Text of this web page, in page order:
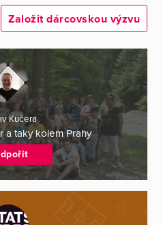
Založit dárcovskou výzvu
Kučera
a taky kolem Prahy